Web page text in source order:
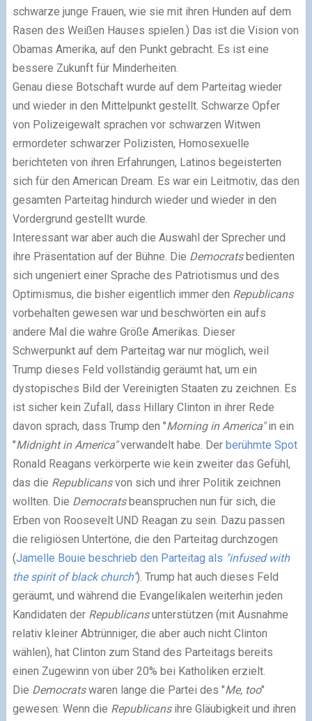
schwarze junge Frauen, wie sie mit ihren Hunden auf dem
Rasen des Weißen Hauses spielen.) Das ist die Vision von
Obamas Amerika, auf den Punkt gebracht. Es ist eine
bessere Zukunft für Minderheiten.
Genau diese Botschaft wurde auf dem Parteitag wieder
und wieder in den Mittelpunkt gestellt. Schwarze Opfer
von Polizeigewalt sprachen vor schwarzen Witwen
ermordeter schwarzer Polizisten, Homosexuelle
berichteten von ihren Erfahrungen, Latinos begeisterten
sich für den American Dream. Es war ein Leitmotiv, das den
gesamten Parteitag hindurch wieder und wieder in den
Vordergrund gestellt wurde.
Interessant war aber auch die Auswahl der Sprecher und
ihre Präsentation auf der Bühne. Die Democratsbedienten
sich ungeniert einer Sprache des Patriotismus und des
Optimismus, die bisher eigentlich immer den Republicans
vorbehalten gewesen war und beschwörten ein aufs
andere Mal die wahre Größe Amerikas. Dieser
Schwerpunkt auf dem Parteitag war nur möglich, weil
Trump dieses Feld vollständig geräumt hat, um ein
dystopisches Bild der Vereinigten Staaten zu zeichnen. Es
ist sicher kein Zufall, dass Hillary Clinton in ihrer Rede
davon sprach, dass Trump den "Morning in America"in ein
"Midnight in America"verwandelt habe. Der berühmte Spot
Ronald Reagans verkörperte wie kein zweiter das Gefühl,
das die Republicansvon sich und ihrer Politik zeichnen
wollten. Die Democratsbeanspruchen nun für sich, die
Erben von Roosevelt UND Reagan zu sein. Dazu passen
die religiösen Untertöne, die den Parteitag durchzogen
(Jamelle Bouie beschrieb den Parteitag als "infused with
the spirit of black church"). Trump hat auch dieses Feld
geräumt, und während die Evangelikalen weiterhin jeden
Kandidaten der Republicansunterstützen (mit Ausnahme
relativ kleiner Abtrünniger, die aber auch nicht Clinton
wählen), hat Clinton zum Stand des Parteitags bereits
einen Zugewinn von über 20% bei Katholiken erzielt.
Die Democratswaren lange die Partei des "Me, too"
gewesen: Wenn die Republicansihre Gläubigkeit und ihren